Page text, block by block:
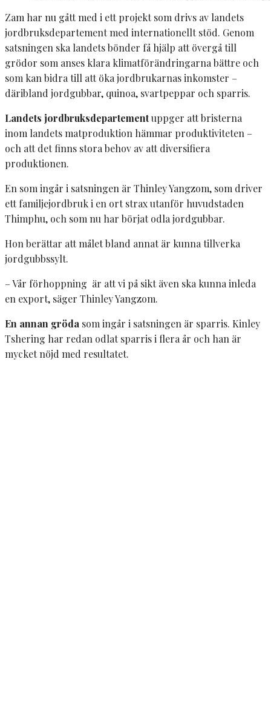
Zam har nu gått med i ett projekt som drivs av landets
jordbruksdepartement med internationellt stöd. Genom
satsningen ska landets bönder få hjälp att övergå till
grödor som anses klara klimatförändringarna bättre och
som kan bidra till att öka jordbrukarnas inkomster –
däribland jordgubbar, quinoa, svartpeppar och sparris.
Landets jordbruksdepartementuppger att bristerna
inom landets matproduktion hämmar produktiviteten –
och att det finns stora behov av att diversifiera
produktionen.
En som ingår i satsningen är Thinley Yangzom, som driver
ett familjejordbruk i en ort strax utanför huvudstaden
Thimphu, och som nu har börjat odla jordgubbar.
Hon berättar att målet bland annat är kunna tillverka
jordgubbssylt.
– Vår förhoppning är att vi på sikt även ska kunna inleda
en export, säger Thinley Yangzom.
En annan gröda som ingår i satsningen är sparris. Kinley
Tshering har redan odlat sparris i flera år och han är
mycket nöjd med resultatet.